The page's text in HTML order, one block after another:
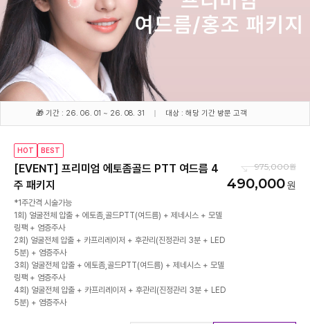
🎁 기간 : 26. 06. 01 ~ 26. 08. 31 대상 : 해당 기간 방문 고객
HOT BEST
[EVENT] 프리미엄 에토좀골드 PTT 여드름 4
주 패키지
*1주간격 시술가능
1회) 얼굴전체 압출 + 에토좀,골드PTT(여드름) + 제네시스 + 모델
링팩 + 염증주사
2회) 얼굴전체 압출 + 카프리레이저 + 후관리(진정관리 3분 + LED
5분) + 염증주사
3회) 얼굴전체 압출 + 에토좀,골드PTT(여드름) + 제네시스 + 모델
링팩 + 염증주사
4회) 얼굴전체 압출 + 카프리레이저 + 후관리(진정관리 3분 + LED
5분) + 염증주사
975,000
490,000